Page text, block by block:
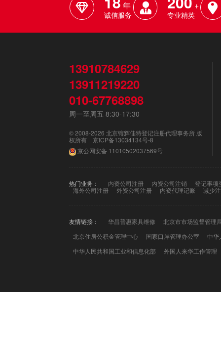
年
诚信服务
+
专业精英
13910784629
13911219220
010-67768898
周一至周五 8:30-17:30
© 2008-2026 北京镕辉佳特登记注册代理事务所 版
权所有 京ICP备13034134号-8
京公网安备 11010502037569号
热门业务： 内资公司注册 内资公司注销
登记事项
海外公司注册
外资公司注册 内资代理记账 减少
友情链接： 华昌普惠家具维修
北京市市场监督管理
北京住房公积金管理中心
国家口岸管理办公室
中华
中华人民共和国工业和信息化部
外国人来华工作管理